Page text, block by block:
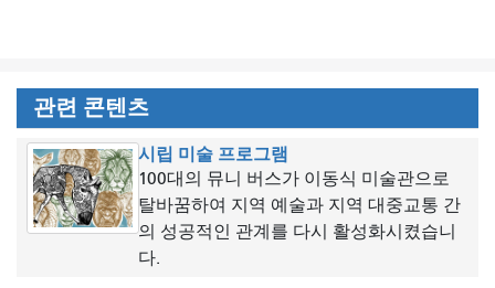
관련 콘텐츠
시립 미술 프로그램
100대의 뮤니 버스가 이동식 미술관으로
탈바꿈하여 지역 예술과 지역 대중교통 간
의 성공적인 관계를 다시 활성화시켰습니
다.